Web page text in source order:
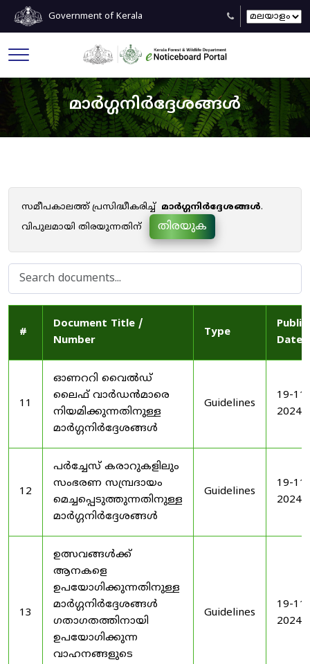
Government of Kerala
മാർഗ്ഗനിർദ്ദേശങ്ങൾ
സമീപകാലത്ത് പ്രസിദ്ധീകരിച്ച് മാർഗ്ഗനിർദ്ദേശങ്ങൾ.
വിപുലമായി തിരയുന്നതിന്
തിരയുക
#
Document Title /
Number
Type
Date
11
ഓണററി വൈൽഡ്
ലൈഫ് വാർഡൻമാരെ
നിയമിക്കുന്നതിനുള്ള
മാർഗ്ഗനിർദ്ദേശങ്ങൾ
Guidelines
19-11-
2024
12
പർച്ചേസ് കരാറുകളിലും
സംഭരണ ​​സമ്പ്രദായം
മെച്ചപ്പെടുത്തുന്നതിനുള്ള
മാർഗ്ഗനിർദ്ദേശങ്ങൾ
Guidelines
19-11-
2024
13
ഉത്സവങ്ങൾക്ക്
ആനകളെ
ഉപയോഗിക്കുന്നതിനുള്ള
മാർഗ്ഗനിർദ്ദേശങ്ങൾ
ഗതാഗതത്തിനായി
ഉപയോഗിക്കുന്ന
വാഹനങ്ങളുടെ
Guidelines
19-11-
2024